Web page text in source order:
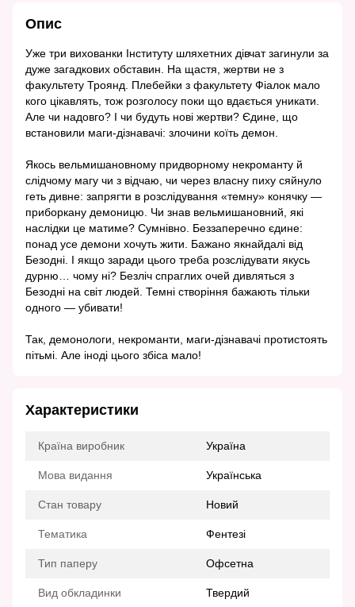
Опис
Уже три вихованки Інституту шляхетних дівчат загинули за
дуже загадкових обставин. На щастя, жертви не з
факультету Троянд. Плебейки з факультету Фіалок мало
кого цікавлять, тож розголосу поки що вдається уникати.
Але чи надовго? І чи будуть нові жертви? Єдине, що
встановили маги-дізнавачі: злочини коїть демон.
Якось вельмишановному придворному некроманту й
слідчому магу чи з відчаю, чи через власну пиху сяйнуло
геть дивне: запрягти в розслідування «темну» конячку —
приборкану демоницю. Чи знав вельмишановний, які
наслідки це матиме? Сумнівно. Беззаперечно єдине:
понад усе демони хочуть жити. Бажано якнайдалі від
Безодні. І якщо заради цього треба розслідувати якусь
дурню… чому ні? Безліч спраглих очей дивляться з
Безодні на світ людей. Темні створіння бажають тільки
одного — убивати!
Так, демонологи, некроманти, маги-дізнавачі протистоять
пітьмі. Але іноді цього збіса мало!
Характеристики
Країна виробник Україна
Мова видання Українська
Стан товару Новий
Тематика Фентезі
Тип паперу Офсетна
Вид обкладинки Твердий